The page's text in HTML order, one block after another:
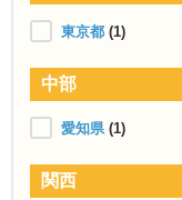
東京都 (1)
中部
愛知県 (1)
関西